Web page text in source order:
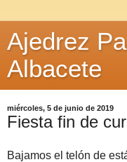
Ajedrez
Albacete
miércoles, 5 de junio de 2019
Fiesta fin de
Bajamos el telón de